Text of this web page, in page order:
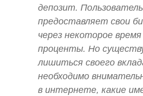
депозит. Пользователь
предоставляет свои
через некоторое
проценты. Но
лишиться своего
необходимо
в интернете, какие